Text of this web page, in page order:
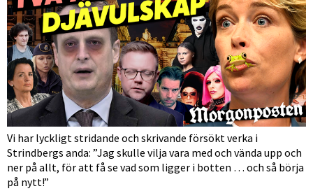
Vi har lyckligt stridande och skrivande försökt verka i
Strindbergs anda: ”Jag skulle vilja vara med och vända upp och
ner på allt, för att få se vad som ligger i botten … och så börja
på nytt!”